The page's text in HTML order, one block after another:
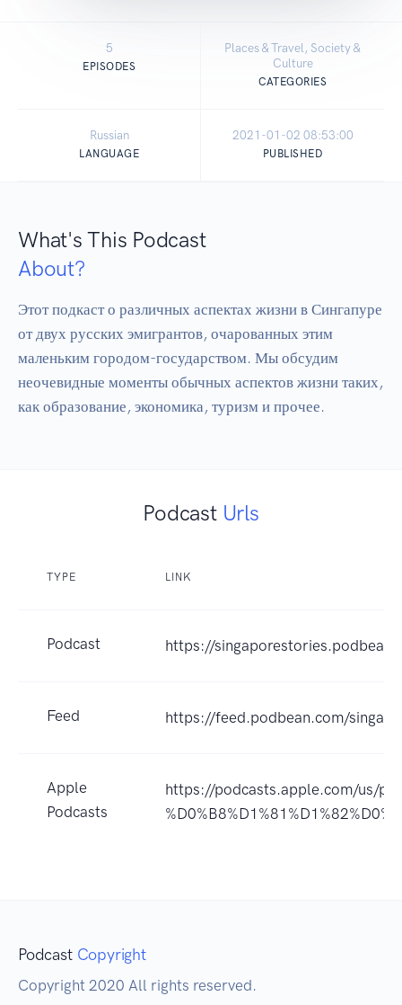
5
EPISODES
Places & Travel, Society &
Culture
CATEGORIES
Russian
LANGUAGE
2021-01-02 08:53:00
PUBLISHED
What's This Podcast
About?
Этот подкаст о различных аспектах жизни в Сингапуре
от двух русских эмигрантов, очарованных этим
маленьким городом-государством. Мы обсудим
неочевидные моменты обычных аспектов жизни таких,
как образование, экономика, туризм и прочее.
Podcast Urls
TYPE LINK
Podcast https://
Feed https://feed.podbean.com/
Apple
Podcasts
https://podcasts.apple.com/us/
Podcast Copyright
Copyright 2020 All rights reserved.